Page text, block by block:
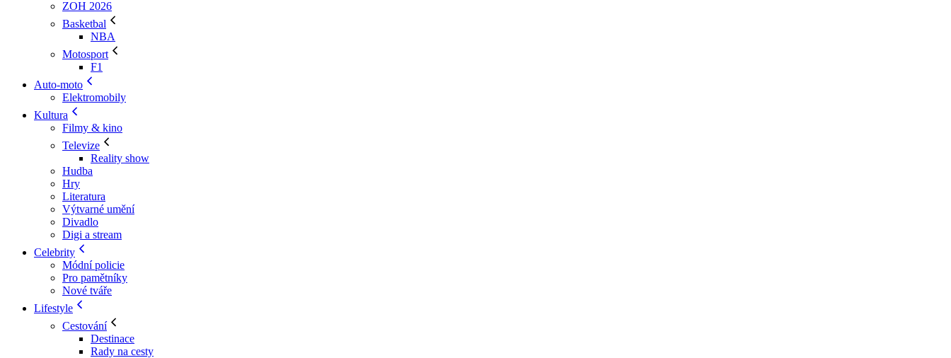
ZOH 2026
Basketbal
NBA
Motosport
F1
Auto-moto
Elektromobily
Kultura
Filmy & kino
Televize
Reality show
Hudba
Hry
Literatura
Výtvarné umění
Divadlo
Digi a stream
Celebrity
Módní policie
Pro pamětníky
Nové tváře
Lifestyle
Cestování
Destinace
Rady na cesty